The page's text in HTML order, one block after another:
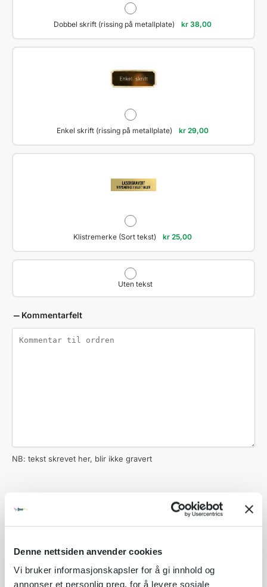
Denne nettsiden anvender cookies
Vi bruker informasjonskapsler for å gi innhold og
annonser et personlig preg, for å levere sosiale
Dobbel skrift (rissing på metallplate) kr 38,00
Enkel skrift (rissing på metallplate) kr 29,00
Klistremerke (Sort tekst) kr 25,00
Uten tekst
Kommentarfelt
NB: tekst skrevet her, blir ikke gravert
PER STK TOTALT
Produktpris: 1 stk kr 59,00
Tilleggsvalg: 1 stk kr